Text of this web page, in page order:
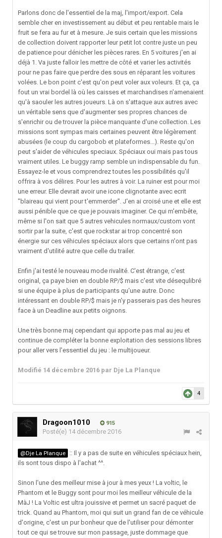
Parlons donc de l'essentiel de la maj, l'import/export. Cela
semble cher en investissement au début et peu rentable mais le
fruit se fera au fur et à mesure. Je suis certain que les missions
de collection doivent rapporter leur petit lot contre juste un peu
de patience pour dénicher les pièces rares. En 5 voitures j'en ai
déjà 1. Va juste falloir les mettre de côté et varier les activités
pour ne pas faire que perdre des sous en réparant les voitures
volées. Le bon point c'est qu'on peut voler aux voleurs. Et ça, ça
fout un vrai bordel là où les caisses et marchandises n'amenaient
qu'à saouler les autres joueurs. Là on s'attaque aux autres avec
un véritable sens que d'augmenter ses propres chances de
s'enrichir ou de trouver la pièce manquante d'une collection. Les
missions sont sympas mais certaines peuvent être légèrement
abusées (le coup du cargobob et plateformes...). Reste qu'on
peut s'aider de véhicules speciaux. Spéciaux oui mais pas tous
vraiment utiles. Le buggy ramp semble un indispensable du fun.
Essayez-le et vous comprendrez toutes les possibilités qu'il
offrira à vos délires. Pour les autres à voir. La ruiner est pour moi
une erreur. Elle devrait avoir une icone clignotante avec ecrit
"blaireau qui vient pour t'emmerder". J'en ai croisé une et elle est
aussi pénible que ce que je pouvais imaginer. Ce qui m'embête,
même si l'on sait que 5 autres vehicules normaux/custom vont
sortir par la suite, c'est que rockstar ai trop concentré son
énergie sur ces véhicules spéciaux alors que certains n'ont pas
vraiment d'utilité autre que celle du trailer.
Enfin j'ai testé le nouveau mode rivalité. C'est étrange, c'est
original, ça paye bien en double RP/$ mais c'est vite désequlibré
si une équipe à plus de participants qu'une autre. Donc
intéressant en double RP/$ mais je n'y passerais pas des heures
face à un Deadline aux petits oignons.
Une très bonne maj cependant qui apporte pas mal au jeu et
continue de compléter la bonne exploitation des sessions libres
pour aller vers l'essentiel du jeu : le multijoueur.
Modifié 14 décembre 2016 par Dje La Planque
4
Dragoon1010 915
Posté(e) 14 décembre 2016
@Dje La Planque
:: Il y a pas de suite en véhicules spéciaux hein,
ils sont tous dispo à l'achat ^^.
Sinon l'une des meilleur mise à jour à mes yeux ! La voltic, le
Phantom et le Buggy sont pour moi les meilleur véhicule de la
MàJ ! La Voltic est ultra jouissive et permet un sacré paquet de
trick. Quand au Phantom, moi qui suit un grand fan de ce véhicule
d'origine, c'est un pur bonheur que de l'utiliser pour démonter
tout ce qui se trouve sur mon passage, juste dommage que